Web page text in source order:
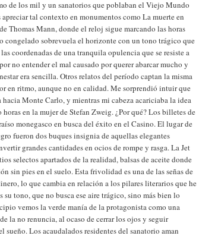
de los mil y un sanatorios que poblaban el Viejo Mundo
apreciar tal contexto en monumentos como La muerte en
Thomas Mann, donde el reloj sigue marcando las horas
congelado sobrevuela el horizonte con un tono trágico que
coordenadas de una tranquila opulencia que se resiste a
no entender el mal causado por querer abarcar mucho y
era sencilla. Otros relatos del período captan la misma
en ritmo, aunque no en calidad. Me sorprendió intuir que
Monte Carlo, y mientras mi cabeza acariciaba la idea
en la mujer de Stefan Zweig. ¿Por qué? Los billetes de
monegasco en busca del éxito en el Casino. El lugar de
fueron dos buques insignia de aquellas elegantes
grandes cantidades en ocios de rompe y rasga. La Jet
selectos apartados de la realidad, balsas de aceite donde
sin pies en el suelo. Esta frivolidad es una de las señas de
lo que cambia en relación a los pilares literarios que he
su tono, que no busca ese aire trágico, sino más bien lo
vemos la verde manía de la protagonista como una
la no renuncia, al ocaso de cerrar los ojos y seguir
sueño. Los acaudalados residentes del sanatorio aman